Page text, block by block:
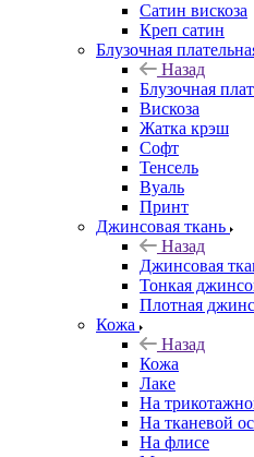
Сатин вискоза
Креп сатин
Блузочная
Назад
Блузочная
Вискоза
Жатка крэш
Софт
Тенсель
Вуаль
Принт
Джинсовая ткань
Назад
Джинсовая
Тонкая
Плотная
Кожа
Назад
Кожа
Лаке
На
На тканевой
На флисе